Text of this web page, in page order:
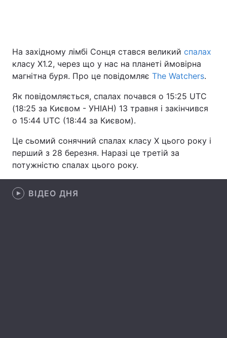
Головна Війна
Україна Політика
Економіка Світ
Спорт Наука
Техно і зв'язок Лайт
Зброя
На західному лімбі Сонця стався великий спалах
класу X1.2, через що у нас на планеті ймовірна
магнітна буря. Про це повідомляє The Watchers.
Як повідомляється, спалах почався о 15:25 UTC
(18:25 за Києвом - УНІАН) 13 травня і закінчився
о 15:44 UTC (18:44 за Києвом).
Це сьомий сонячний спалах класу X цього року і
перший з 28 березня. Наразі це третій за
потужністю спалах цього року.
ВІДЕО ДНЯ